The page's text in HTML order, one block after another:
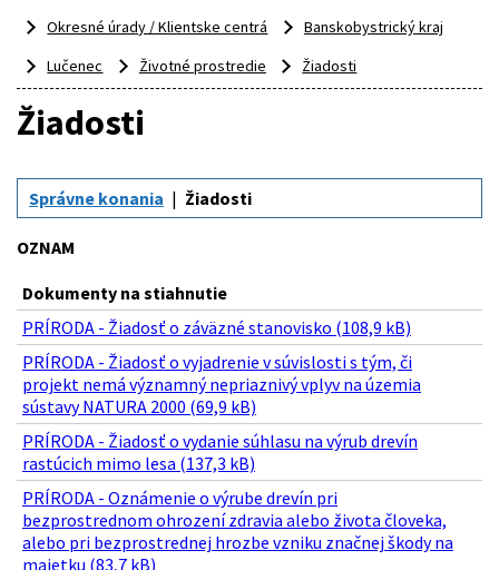
Okresné úrady / Klientske centrá
Banskobystrický kraj
Lučenec
Životné prostredie Žiadosti
Žiadosti
Správne konania Žiadosti
OZNAM
Dokumenty na stiahnutie
PRÍRODA - Žiadosť o záväzné stanovisko (108,9 kB)
PRÍRODA - Žiadosť o vyjadrenie v súvislosti s tým, či
projekt nemá významný nepriaznivý vplyv na územia
sústavy NATURA 2000 (69,9 kB)
PRÍRODA - Žiadosť o vydanie súhlasu na výrub drevín
rastúcich mimo lesa (137,3 kB)
PRÍRODA - Oznámenie o výrube drevín pri
bezprostrednom ohrození zdravia alebo života človeka,
alebo pri bezprostrednej hrozbe vzniku značnej škody na
majetku (83,7 kB)